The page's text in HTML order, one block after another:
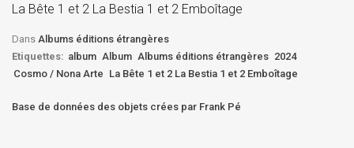
La Bête 1 et 2 La Bestia 1 et 2 Emboîtage
Dans Albums éditions étrangères
Etiquettes: album Album Albums éditions étrangères 2024
Cosmo / Nona Arte La Bête 1 et 2 La Bestia 1 et 2 Emboîtage
Base de données des objets crées par Frank Pé